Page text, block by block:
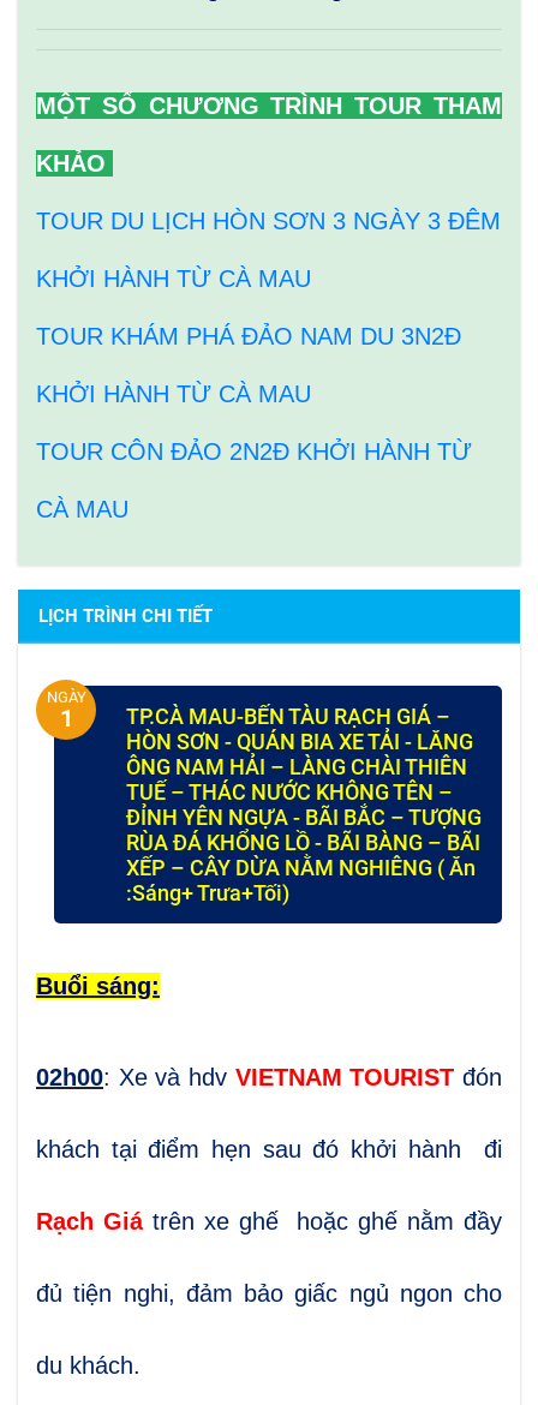
MỘT SỐ CHƯƠNG TRÌNH TOUR THAM
KHẢO
TOUR DU LỊCH HÒN SƠN 3 NGÀY 3 ĐÊM
KHỞI HÀNH TỪ CÀ MAU
TOUR KHÁM PHÁ ĐẢO NAM DU 3N2Đ
KHỞI HÀNH TỪ CÀ MAU
TOUR CÔN ĐẢO 2N2Đ KHỞI HÀNH TỪ
CÀ MAU
LỊCH TRÌNH CHI TIẾT
NGÀY
1
TP.CÀ MAU-BẾN TÀU RẠCH GIÁ –
HÒN SƠN - QUÁN BIA XE TẢI - LĂNG
ÔNG NAM HẢI – LÀNG CHÀI THIÊN
TUẾ – THÁC NƯỚC KHÔNG TÊN –
ĐỈNH YÊN NGỰA - BÃI BẮC – TƯỢNG
RÙA ĐÁ KHỔNG LỒ - BÃI BÀNG – BÃI
XẾP – CÂY DỪA NẰM NGHIÊNG ( Ăn
:Sáng+ Trưa+Tối)
Buổi sáng:
02h00: Xe và hdv VIETNAM TOURIST đón
khách tạiđiểm hẹn sau đó khởi hành đi
Rạch Giá trên xe ghế hoặc ghế nằm đầy
đủ tiện nghi, đảm bảo giấc ngủ ngon cho
du khách.